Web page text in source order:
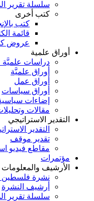
سلسلة تقرير
كتب أخرى
كتب
قائمة
عروض
أوراق علمية
دراسات
أوراق علميَّة
أوراق عمل
أوراق سياسات
إضاءات
مقالات
التقدير الاستراتيجي
التقدير
تقدير موقف
مقاطع فيديو
مؤتمرات
الأرشيف والمعلومات
نشرة فلسطين
أرشيف النشرة
سلسلة تقرير